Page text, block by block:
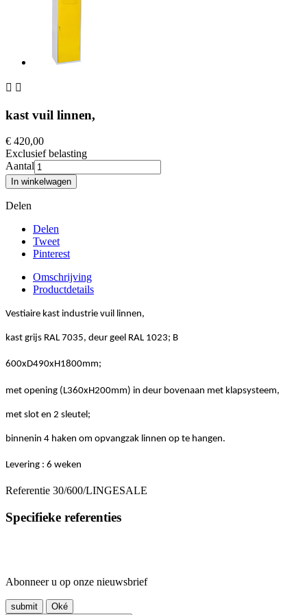
 
kast vuil linnen,
€ 420,00
Exclusief belasting
Aantal
In winkelwagen
Delen
Delen
Tweet
Pinterest
Omschrijving
Productdetails
Vestiaire kast industrie vuil linnen,
kast grijs RAL 7035, deur geel RAL 1023; B
600xD490xH1800mm;
met opening (L360xH200mm) in deur bovenaan met klapsysteem,
met slot en 2 sleutel;
binnenin 4 haken om opvangzak linnen op te hangen.
Levering : 6 weken
Referentie 30/600/LINGESALE
Specifieke referenties
Abonneer u op onze nieuwsbrief